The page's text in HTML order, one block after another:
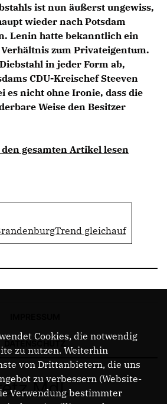
ist nun äußerst ungewiss,
wieder nach Potsdam
Lenin hatte bekanntlich ein
zum Privateigentum.
in jeder Form ab,
CDU-Kreischef Steeven
es nicht ohne Ironie, dass die
Weise den Besitzer
gesamten Artikel lesen
gleichauf
MdL
Cookies, die notwendig
zu nutzen. Weiterhin
von Drittanbietern, die uns
zu verbessern (Website-
Verwendung bestimmter